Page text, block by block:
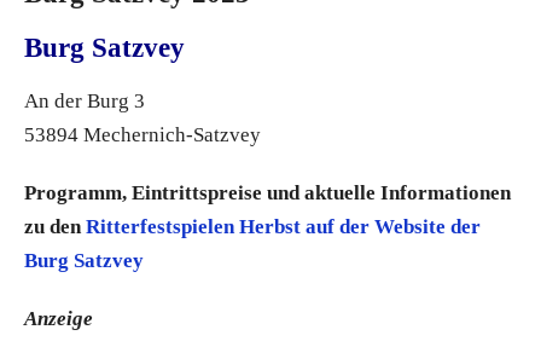
Burg Satzvey
An der Burg 3
53894 Mechernich-Satzvey
Programm, Eintrittspreise und aktuelle Informationen
zu denRitterfestspielen Herbst auf der Website der
Burg Satzvey
Anzeige